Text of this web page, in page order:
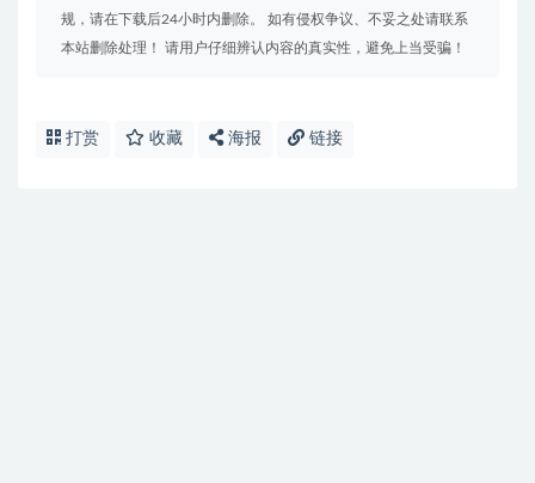
规，请在下载后24小时内删除。 如有侵权争议、不妥之处请联系
本站删除处理！ 请用户仔细辨认内容的真实性，避免上当受骗！
打赏 收藏 海报 链接